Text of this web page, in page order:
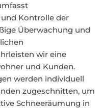
Kontrolle der
Überwachung und
wir eine
und Kunden.
werden individuell
zugeschnitten, um
Schneeräumung in